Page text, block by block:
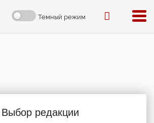
Темный режим
Выбор редакции